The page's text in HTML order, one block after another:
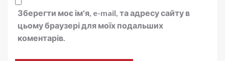
Зберегти моє ім'я, e-mail, та адресу сайту в
цьому браузері для моїх подальших
коментарів.